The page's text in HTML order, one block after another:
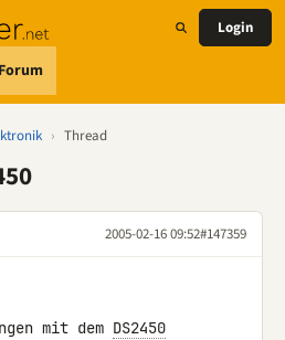
Forum
Login
› Thread
2005-02-16 09:52#147359
mit dem DS2450